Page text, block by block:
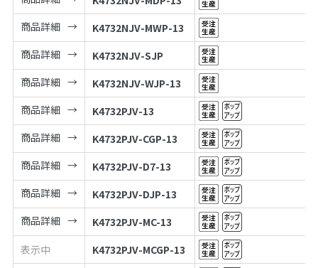
商品詳細
K4732NJV-MWP-13
商品詳細
K4732NJV-SJP
商品詳細
K4732NJV-WJP-13
商品詳細
K4732PJV-13
商品詳細
K4732PJV-CGP-13
商品詳細
K4732PJV-D7-13
商品詳細
K4732PJV-DJP-13
商品詳細
K4732PJV-MC-13
表示中
K4732PJV-MCGP-13